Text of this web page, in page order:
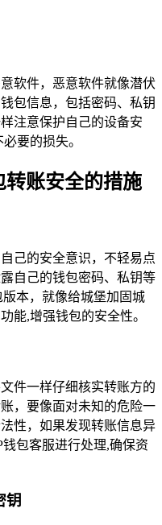
软件，恶意软件就像潜伏
包信息，包括密码、私钥
注意保护自己的设备安
要的损失。
账安全的措施
己的安全意识，不轻易点
自己的钱包密码、私钥等
本，就像给城堡加固城
能,增强钱包的安全性。
件一样仔细核实转账方的
，要像面对未知的危险一
性，如果发现转账信息异
包客服进行处理,确保资
钥